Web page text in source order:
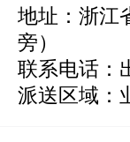
地址：浙江
旁）
联系电话：
派送区域：